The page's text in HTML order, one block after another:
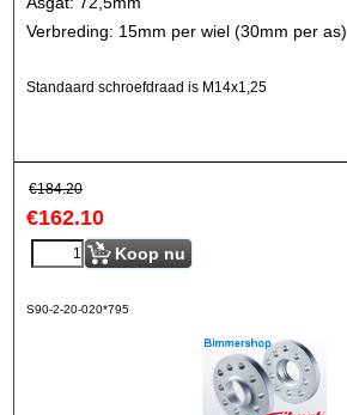
Verbreding: 15mm per wiel (30mm per as)
Standaard schroefdraad is M14x1,25
€184.20
€162.10
Koop nu
S90-2-20-020*795